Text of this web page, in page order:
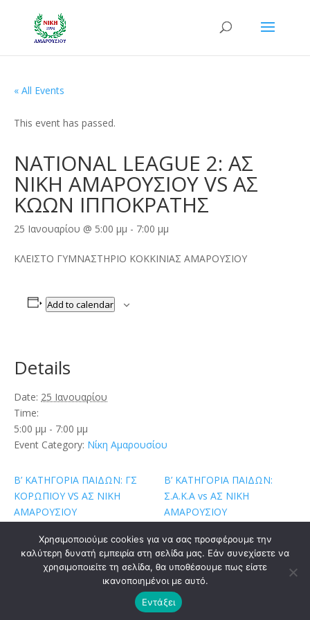
« All Events
This event has passed.
NATIONAL LEAGUE 2: ΑΣ
ΝΙΚΗ ΑΜΑΡΟΥΣΙΟΥ VS ΑΣ
ΚΩΩΝ ΙΠΠΟΚΡΑΤΗΣ
25 Ιανουαρίου @ 5:00 μμ - 7:00 μμ
ΚΛΕΙΣΤΟ ΓΥΜΝΑΣΤΗΡΙΟ ΚΟΚΚΙΝΙΑΣ ΑΜΑΡΟΥΣΙΟΥ
Add to calendar
Details
Date: 25 Ιανουαρίου
Time:
5:00 μμ - 7:00 μμ
Event Category: Νίκη Αμαρουσίου
Β’ ΚΑΤΗΓΟΡΙΑ ΠΑΙΔΩΝ: ΓΣ
ΚΟΡΩΠΙΟΥ VS ΑΣ ΝΙΚΗ
ΑΜΑΡΟΥΣΙΟΥ
Β’ ΚΑΤΗΓΟΡΙΑ ΠΑΙΔΩΝ:
Σ.Α.Κ.Α vs ΑΣ ΝΙΚΗ
ΑΜΑΡΟΥΣΙΟΥ
Σχεδιάστηκε απόElegant Themes| Υποστηρίζεται
από WordPress
Χρησιμοποιούμε cookies για να σας προσφέρουμε την
καλύτερη δυνατή εμπειρία στη σελίδα μας. Εάν συνεχίσετε να
χρησιμοποιείτε τη σελίδα, θα υποθέσουμε πως είστε
ικανοποιημένοι με αυτό.
Εντάξει